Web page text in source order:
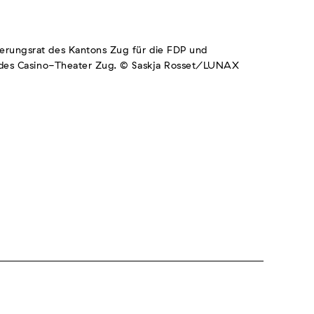
des Kantons Zug für die FDP und
Casino-Theater Zug. © Saskja Rosset/LUNAX